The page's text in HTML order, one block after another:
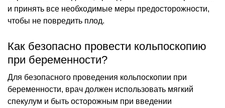
и принять все необходимые меры предосторожности,
чтобы не повредить плод.
Как безопасно провести кольпоскопию
при беременности?
Для безопасного проведения кольпоскопии при
беременности, врач должен использовать мягкий
спекулум и быть осторожным при введении